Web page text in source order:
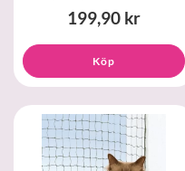
199,90 kr
Köp